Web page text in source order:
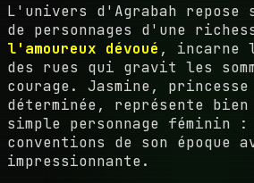
L'univers d'Agrabah repose
de personnages d'une
l'amoureux dévoué , incarne
des rues qui gravit les
courage. Jasmine,
déterminée, représente
simple personnage
conventions de son époque
impressionnante.